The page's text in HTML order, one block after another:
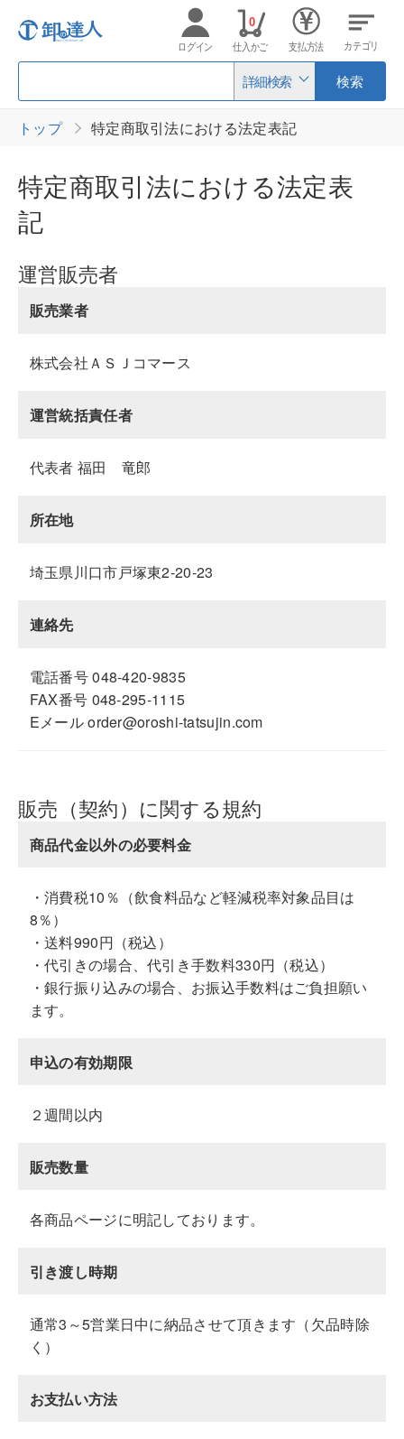
詳細検索 検索
ログイン 仕入かご
0
支払方法 カテゴリ
トップ 特定商取引法における法定表記
特定商取引法における法定表
記
運営販売者
販売業者
株式会社ＡＳＪコマース
運営統括責任者
代表者 福田 竜郎
所在地
埼玉県川口市戸塚東2-20-23
連絡先
電話番号 048-420-9835
FAX番号 048-295-1115
Eメール order@oroshi-tatsujin.com
販売（契約）に関する規約
商品代金以外の必要料金
・消費税10％（飲食料品など軽減税率対象品目は
8％）
・送料990円（税込）
・代引きの場合、代引き手数料330円（税込）
・銀行振り込みの場合、お振込手数料はご負担願い
ます。
申込の有効期限
２週間以内
販売数量
各商品ページに明記しております。
引き渡し時期
通常3～5営業日中に納品させて頂きます（欠品時除
く）
お支払い方法